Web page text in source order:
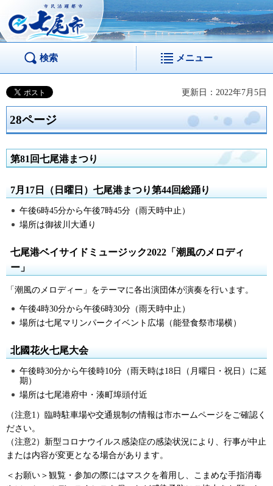
市民活躍都市 七尾
市
検索 メニュー
更新日：2022年7月5日
28ページ
第81回七尾港まつり
7月17日（日曜日）七尾港まつり第44回総踊り
午後6時45分から午後7時45分（雨天時中止）
場所は御祓川大通り
七尾港ベイサイドミュージック2022「潮風のメロディ
ー」
「潮風のメロディー」をテーマに各出演団体が演奏を行います。
午後4時30分から午後6時30分（雨天時中止）
場所は七尾マリンパークイベント広場（能登食祭市場横）
北國花火七尾大会
午後時30分から午後時10分（雨天時は18日（月曜日・祝日）に延
期）
場所は七尾港府中・湊町埠頭付近
（注意1）臨時駐車場や交通規制の情報は市ホームページをご確認く
ださい。
（注意2）新型コロナウイルス感染症の感染状況により、行事が中止
または内容が変更となる場合があります。
＜お願い＞観覧・参加の際にはマスクを着用し、こまめな手指消毒